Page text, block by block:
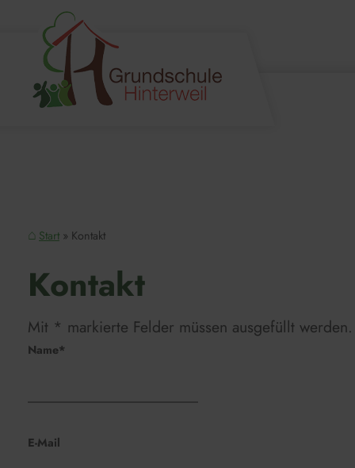
Start Kontakt
Kontakt
Mit * markierte Felder müssen ausgefüllt werden.
Name*
E-Mail